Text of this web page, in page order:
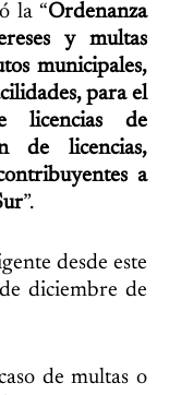
la “Ordenanza
y multas
municipales,
para el
licencias de
de licencias,
a
”.
desde este
diciembre de
de multas o